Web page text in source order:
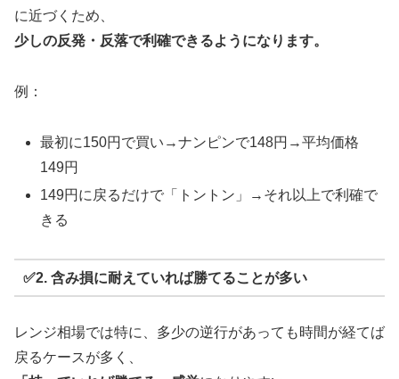
に近づくため、
少しの反発・反落で利確できるようになります。
例：
最初に150円で買い→ナンピンで148円→平均価格
149円
149円に戻るだけで「トントン」→それ以上で利確で
きる
✅2. 含み損に耐えていれば勝てることが多い
レンジ相場では特に、多少の逆行があっても時間が経てば
戻るケースが多く、